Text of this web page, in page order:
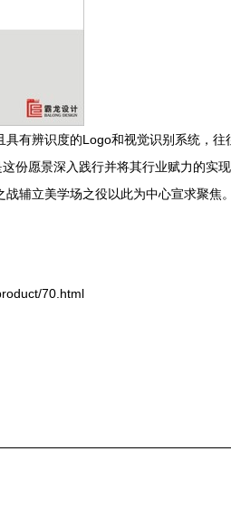
有辨识度的Logo和视觉识别系统，
这份愿景深入践行并将其行业赋力的实
辅立美学场之役以此为中心宣求聚焦
70.html